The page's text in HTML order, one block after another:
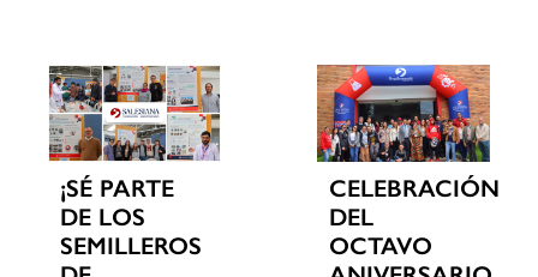
¡SÉ PARTE
DE LOS
SEMILLEROS
CELEBRACIÓN
DEL
OCTAVO